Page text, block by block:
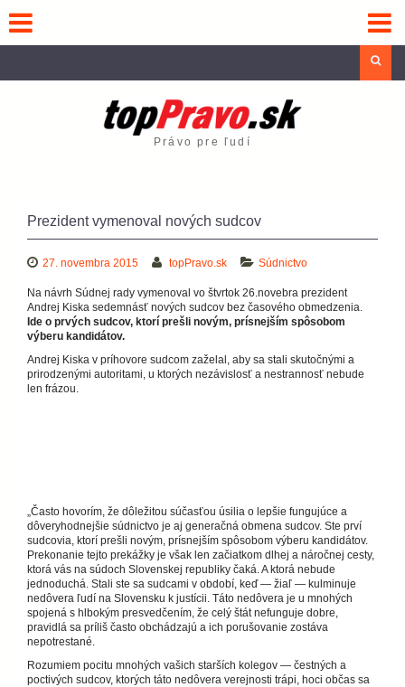
content
Právo pre ľudí
Prezident vymenoval nových sudcov
27. novembra 2015 topPravo.sk Súdnictvo
Na návrh Súdnej rady vymenoval vo štvrtok 26.novebra prezident
Andrej Kiska sedemnásť nových sudcov bez časového obmedzenia.
Ide o prvých sudcov, ktorí prešli novým, prísnejším spôsobom
výberu kandidátov.
Andrej Kiska v príhovore sudcom zaželal, aby sa stali skutočnými a
prirodzenými autoritami, u ktorých nezávislosť a nestrannosť nebude
len frázou.
„Často hovorím, že dôležitou súčasťou úsilia o lepšie fungujúce a
dôveryhodnejšie súdnictvo je aj generačná obmena sudcov. Ste prví
sudcovia, ktorí prešli novým, prísnejším spôsobom výberu kandidátov.
Prekonanie tejto prekážky je však len začiatkom dlhej a náročnej cesty,
ktorá vás na súdoch Slovenskej republiky čaká. A ktorá nebude
jednoduchá. Stali ste sa sudcami v období, keď — žiaľ — kulminuje
nedôvera ľudí na Slovensku k justícii. Táto nedôvera je u mnohých
spojená s hlbokým presvedčením, že celý štát nefunguje dobre,
pravidlá sa príliš často obchádzajú a ich porušovanie zostáva
nepotrestané.
Rozumiem pocitu mnohých vašich starších kolegov — čestných a
poctivých sudcov, ktorých táto nedôvera verejnosti trápi, hoci občas sa